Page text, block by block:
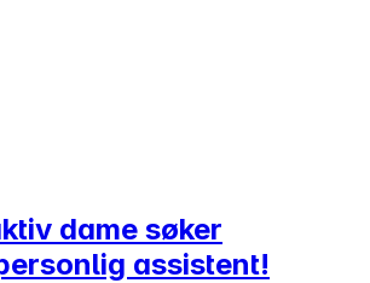
dame søker
assistent!